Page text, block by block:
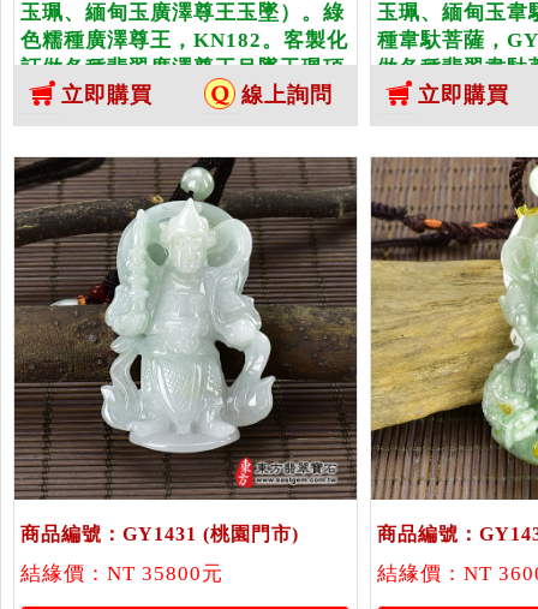
玉珮、緬甸玉廣澤尊王玉墜）。綠
色糯種廣澤尊王，KN182。客製化
訂做各種翡翠廣澤尊王吊墜玉珮項
鍊。★附A貨翡翠雙證書
立即購買 線上詢問
玉珮、緬甸玉韋
種韋馱菩薩，
做各種翡翠韋馱
鍊。★附A貨翡
立即購買
商品編號：GY1431 (桃園門市)
結緣價：NT 35800元
商品編號：
結緣價：NT